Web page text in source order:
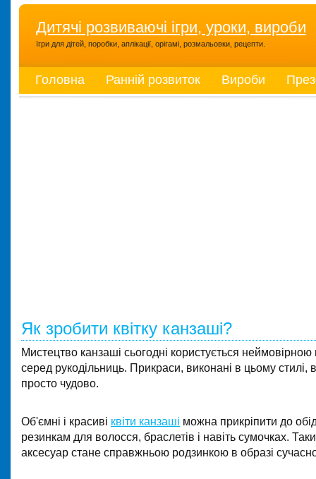
Дитячі розвиваючі ігри, уроки, вироби
Ігри для дітей, поробки, аплікації, орігамі, розмальовки, рецепти.
Головна Ранній розвиток Вироби
Як зробити квітку канзаші?
Мистецтво канзаші сьогодні користується
серед рукодільниць. Прикраси, виконані в цьому стилі,
просто чудово.
Об'ємні і красиві квіти канзаші можна прикріпити до
резинкам для волосся, браслетів і навіть сумочках.
аксесуар стане справжньою родзинкою в образі